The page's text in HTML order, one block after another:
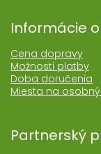
Informácie
Cena dopravy
Možnosti platby
Doba doručenia
Miesta na
Partnerský